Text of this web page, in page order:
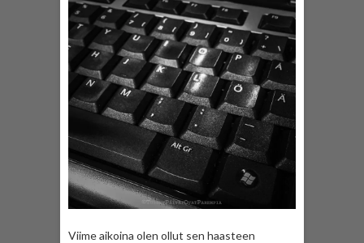
Viime aikoina olen ollut sen haasteen